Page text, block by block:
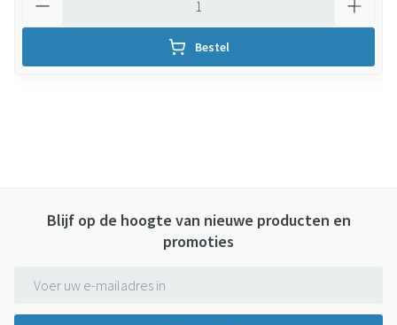
Bestel
Blijf op de hoogte van nieuwe producten en
promoties